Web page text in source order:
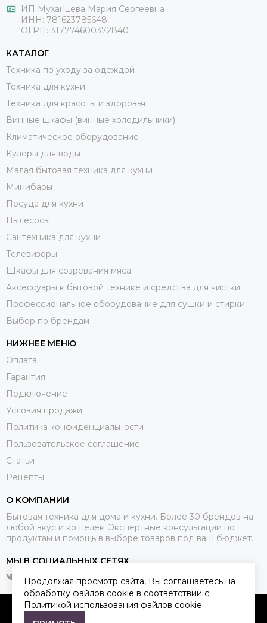
ИП Муханцева Мария Сергеевна
ИНН: 781623785648
ОГРН: 317774600372840
КАТАЛОГ
Техника по уходу за одеждой
Техника для кухни
Техника для красоты и здоровья
Винные шкафы (винные холодильники)
Климатическое оборудование
Кулеры для воды
Малая бытовая техника для кухни
Минибары
Посуда для кухни
Пылесосы
Сантехника для кухни
Телевизоры
Шкафы для созревания мяса
Аксессуары к бытовой технике и средства для чистки
Профессиональное оборудование для сушки и стирки
Выбор по брендам
НИЖНЕЕ МЕНЮ
Оплата
Гарантия
Подключение
Условия продажи
Политика конфиденциальности
Пользовательское соглашение
Статьи
Рецепты
О КОМПАНИИ
Бытовая техника для дома и кухни. Более 30 брендов на
любой вкус и кошелек. Экспертные консультации по
продуктам и помощь в выборе товаров под ваш бюджет.
МЫ В СОЦИАЛЬНЫХ СЕТЯХ
2026 © Qkitchen.Карта сайта
Продолжая просмотр сайта, Вы соглашаетесь на
обработку файлов cookie в соответствии с
Политикой использования файлов cookie.